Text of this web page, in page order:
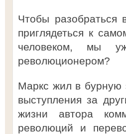
Чтобы разобраться
приглядеться к
человеком, мы
революционером?
Маркс жил в бурную
выступления за
жизни автора
революций и